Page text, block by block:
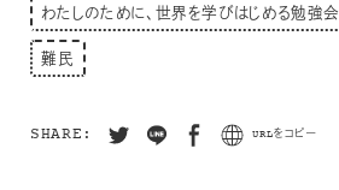
わたしのために、世界を学びはじめる勉強会
難民
SHARE: URLをコピー